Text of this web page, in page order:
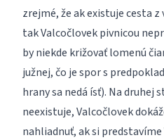
zrejmé, že ak existuje cesta z
tak Valcočlovek pivnicou
by niekde križovať lomenú
južnej, čo je spor s
hrany sa nedá ísť). Na
neexistuje, Valcočlovek
nahliadnuť, ak si